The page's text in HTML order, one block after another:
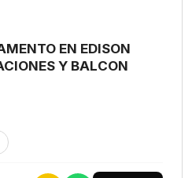
EN EDISON
Y BALCON